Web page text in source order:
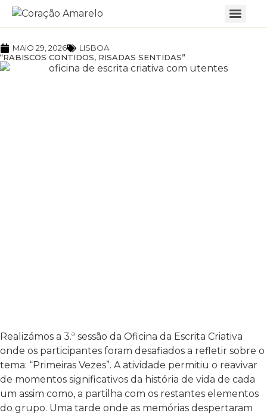
MAIO 29, 2026
LISBOA
“RABISCOS CONTIDOS, RISADAS SENTIDAS”
Realizámos a 3.ª sessão da Oficina da Escrita Criativa
onde os participantes foram desafiados a refletir sobre o
tema: “Primeiras Vezes”. A atividade permitiu o reavivar
de momentos significativos da história de vida de cada
um assim como, a partilha com os restantes elementos
do grupo. Uma tarde onde as memórias despertaram